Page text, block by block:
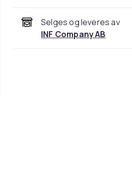
Selges og leveres av
INF Company AB